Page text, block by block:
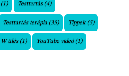
Testtartás(4)
Testtartás terápia(35) Tippek(5)
W ülés(1) YouTube videó(1)